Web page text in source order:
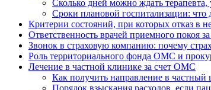
Сколько дней можно ждать
Сроки плановой госпитализации: что
Критерии состояний, при которых отказ в
Ответственность врачей приемного покоя
Звонок в страховую компанию: почему
Роль территориального фонда ОМС и
Лечение в частной клинике за счет ОМС
Как получить направление в частный
Порядок взыскания расходов, если